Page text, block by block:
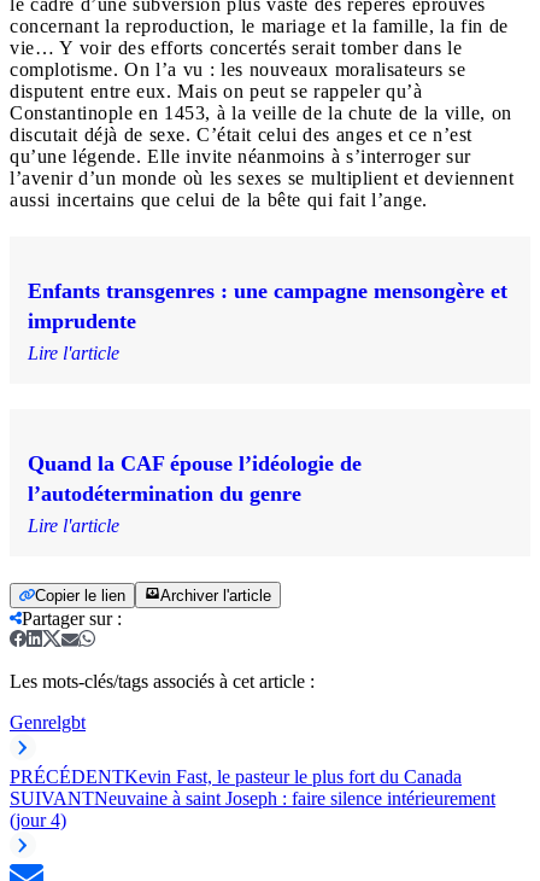
concernant la reproduction, le mariage et la famille, la fin de
vie… Y voir des efforts concertés serait tomber dans le
complotisme. On l’a vu : les nouveaux moralisateurs se
disputent entre eux. Mais on peut se rappeler qu’à
Constantinople en 1453, à la veille de la chute de la ville, on
discutait déjà de sexe. C’était celui des anges et ce n’est
qu’une légende. Elle invite néanmoins à s’interroger sur
l’avenir d’un monde où les sexes se multiplient et deviennent
aussi incertains que celui de la bête qui fait l’ange.
Enfants transgenres : une campagne mensongère et
imprudente
Lire l'article
Quand la CAF épouse l’idéologie de
l’autodétermination du genre
Lire l'article
Copier le lien Archiver l'article
Partager sur:
Les mots-clés/tags associés à cet article :
Genrelgbt
PRÉCÉDENTKevin Fast, le pasteur le plus fort du Canada
SUIVANTNeuvaine à saint Joseph : faire silence intérieurement
(jour 4)